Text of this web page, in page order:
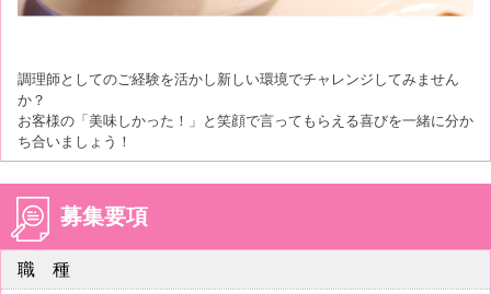
調理師としてのご経験を活かし新しい環境でチャレンジしてみません
か？
お客様の「美味しかった！」と笑顔で言ってもらえる喜びを一緒に分か
ち合いましょう！
募集要項
職 種